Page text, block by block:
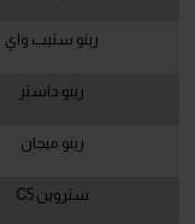
رينو ستيب واي
رينو داستر
رينو ميجان
ستروين C5